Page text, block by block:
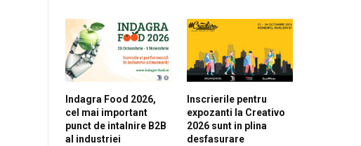
Indagra Food 2026,
cel mai important
punct de intalnire B2B
al industriei
Inscrierile pentru
expozanti la Creativo
2026 sunt in plina
desfasurare